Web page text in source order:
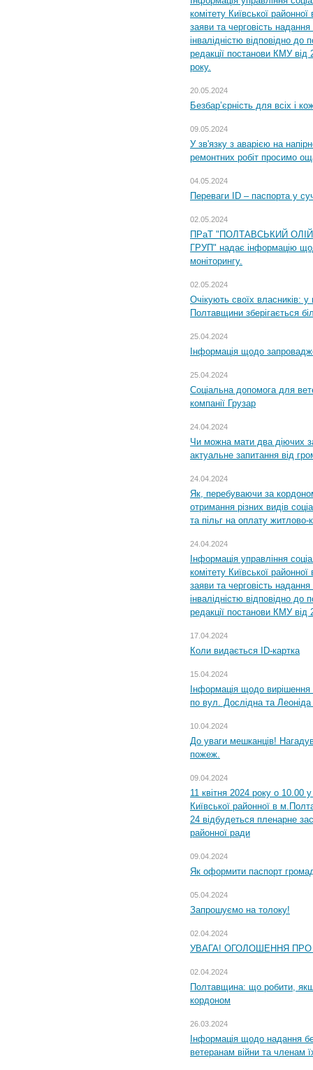
комітету Київської
заяви та черговість надання
інвалідністю відповідно
редакції постанови КМУ від
року.
20.05.2024
Безбар’єрність для всіх і
09.05.2024
У зв'язку з аварією на
ремонтних робіт просимо
04.05.2024
Переваги ID – паспорта у
02.05.2024
ПРаТ "ПОЛТАВСЬКИЙ
ГРУП" надає інформацію
моніторингу.
02.05.2024
Очікують своїх власників: у
Полтавщини зберігається
25.04.2024
Інформація щодо
25.04.2024
Соціальна допомога для
компанії Грузар
24.04.2024
Чи можна мати два діючих
актуальне запитання від
24.04.2024
Як, перебуваючи за
отримання різних видів
та пільг на оплату
24.04.2024
Інформація управління
комітету Київської
заяви та черговість надання
інвалідністю відповідно
редакції постанови КМУ
17.04.2024
Коли видається ID-картка
15.04.2024
Інформація щодо
по вул. Дослідна та Леоніда
10.04.2024
До уваги мешканців!
пожеж.
09.04.2024
11 квітня 2024 року о 10.00
Київської районної в
24 відбудеться пленарне
районної ради
09.04.2024
Як оформити паспорт
05.04.2024
Запрошуємо на толоку!
02.04.2024
УВАГА! ОГОЛОШЕННЯ
02.04.2024
Полтавщина: що робити,
кордоном
26.03.2024
Інформація щодо надання
ветеранам війни та членам